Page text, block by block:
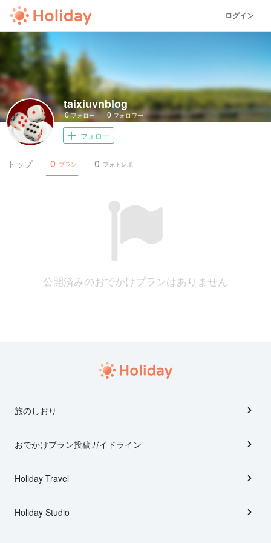
ログイン
taixiuvnblog
0フォロー 0 フォロワー
フォロー
トップ プラン
0 フォトレポ
0
公開済みのおでかけプランはありません
旅のしおり
おでかけプラン投稿ガイドライン
Holiday Travel
Holiday Studio